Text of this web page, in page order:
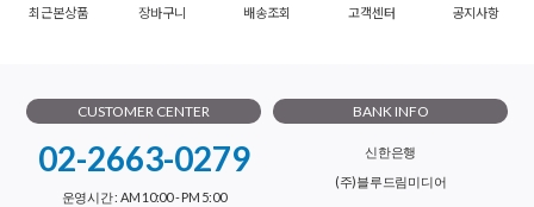
최근본상품 장바구니 배송조회 고객센터 공지사항
CUSTOMER CENTER
02-2663-0279
운영시간 : AM 10:00 - PM 5:00
BANK INFO
신한은행
(주)블루드림미디어